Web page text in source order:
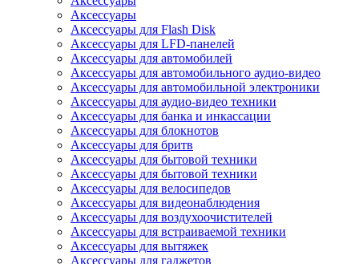
Аксессуары
Аксессуары для Flash Disk
Аксессуары для LFD-панелей
Аксессуары для автомобилей
Аксессуары для автомобильного аудио-видео
Аксессуары для автомобильной электроники
Аксессуары для аудио-видео техники
Аксессуары для банка и инкассации
Аксессуары для блокнотов
Аксессуары для бритв
Аксессуары для бытовой техники
Аксессуары для бытовой техники
Аксессуары для велосипедов
Аксессуары для видеонаблюдения
Аксессуары для воздухоочистителей
Аксессуары для встраиваемой техники
Аксессуары для вытяжек
Аксессуары для гаджетов